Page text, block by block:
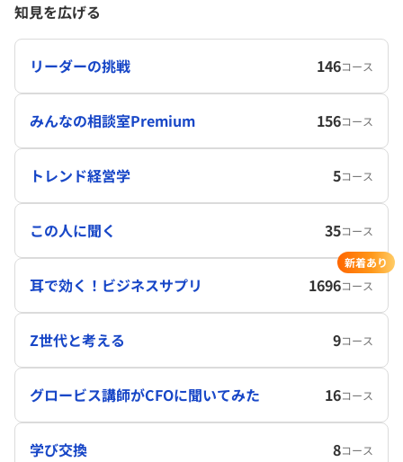
知見を広げる
リーダーの挑戦 146コース
みんなの相談室Premium 156コース
トレンド経営学 5コース
この人に聞く 35コース
耳で効く！ビジネスサプリ 1696コース
新着あり
Z世代と考える 9コース
グロービス講師がCFOに聞いてみた 16コース
学び交換 8コース